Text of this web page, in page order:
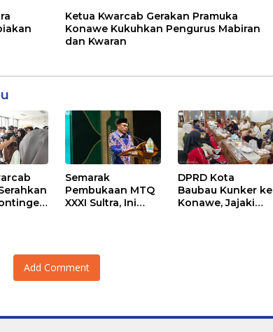
Ketua Kwarcab Gerakan Pramuka
Konawe Kukuhkan Pengurus Mabiran
dan Kwaran
Semarak
Pembukaan MTQ
XXXI Sultra, Ini
DPRD Kota
Baubau Kunker ke
Konawe, Jajaki
Add Comment